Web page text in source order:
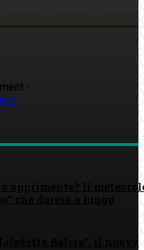
-
opprimente? Il